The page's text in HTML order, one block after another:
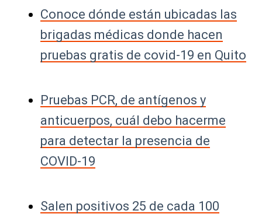
Conoce dónde están ubicadas las
brigadas médicas donde hacen
pruebas gratis de covid-19 en Quito
Pruebas PCR, de antígenos y
anticuerpos, cuál debo hacerme
para detectar la presencia de
COVID-19
Salen positivos 25 de cada 100